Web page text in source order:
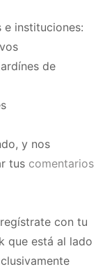
e instituciones:
de
y nos
tus comentarios
con tu
que está al lado